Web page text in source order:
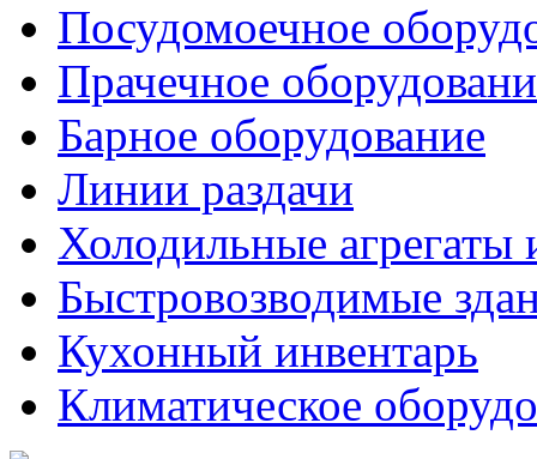
Посудомоечное
Прачечное
Барное оборудование
Линии раздачи
Холодильные агрегаты
Быстровозводимые
Кухонный инвентарь
Климатическое